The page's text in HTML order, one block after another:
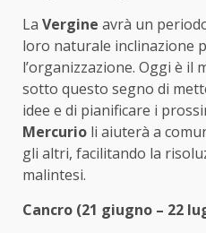
La Vergine avrà un
loro naturale inclinazione
l’organizzazione. Oggi è il
sotto questo segno di
idee e di pianificare i
Mercurio li aiuterà a
gli altri, facilitando la
malintesi.
Cancro (21 giugno – 22